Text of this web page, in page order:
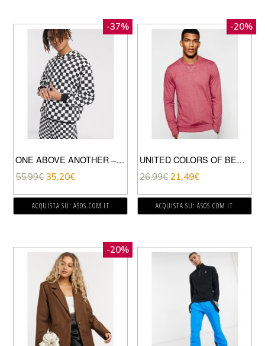
-37%
ONE ABOVE ANOTHER – FELPA CON CAPPUCCIO A SCACCHI-NERO
55,99€ 35,20€
ACQUISTA SU: ASOS.COM IT
-20%
UNITED COLORS OF BENETTON – FELPA-ROSSO
26,99€ 21,49€
ACQUISTA SU: ASOS.COM IT
-20%